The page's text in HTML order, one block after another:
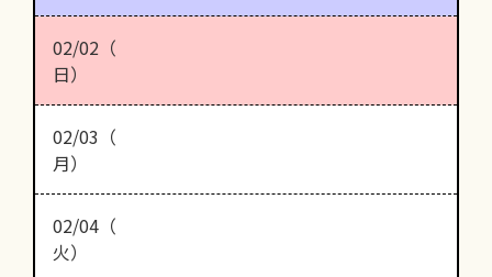
02/02（
日）
02/03（
月）
02/04（
火）